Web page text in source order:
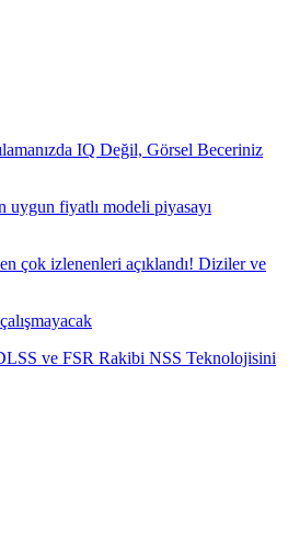
IQ Değil, Görsel Beceriniz
uygun fiyatlı modeli piyasayı
çok izlenenleri açıklandı! Diziler ve
ve FSR Rakibi NSS Teknolojisini